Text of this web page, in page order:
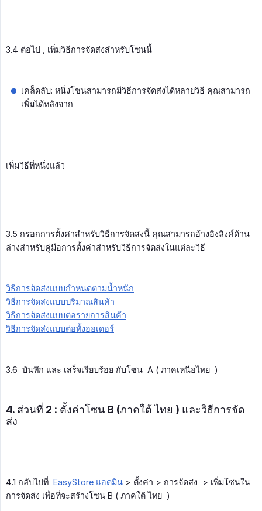
3.4 ต่อไป , เพิ่มวิธีการจัดส่งสำหรับโซนนี้
เคล็ดลับ: หนึ่งโซนสามารถมีวิธีการจัดส่งได้หลายวิธี คุณสามารถ
เพิ่มได้หลังจาก
เพิ่มวิธีที่หนึ่งแล้ว
3.5 กรอกการตั้งค่าสำหรับวิธีการจัดส่งนี้ คุณสามารถอ้างอิงลิงค์ด้าน
ล่างสำหรับคู่มือการตั้งค่าสำหรับวิธีการจัดส่งในแต่ละวิธี
วิธีการจัดส่งแบบกำหนดตามนํ้าหนัก
วิธีการจัดส่งแบบปริมาณสินค้า
วิธีการจัดส่งแบบต่อรายการสินค้า
วิธีการจัดส่งแบบต่อทั้งออเดอร์
3.6 บันทึก และ เสร็จเรียบร้อย กับโซน A ( ภาคเหนือไทย )
4. ส่วนที่ 2 : ตั้งค่าโซน B (ภาคใต้ ไทย ) และวิธีการจัด
ส่ง
4.1 กลับไปที่ EasyStore แอดมิน > ตั้งค่า > การจัดส่ง > เพิ่มโซนใน
การจัดส่ง เพื่อที่จะสร้างโซน B ( ภาคใต้ ไทย )